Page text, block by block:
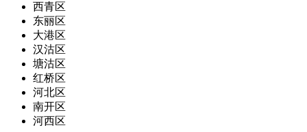
西青区
东丽区
大港区
汉沽区
塘沽区
红桥区
河北区
南开区
河西区